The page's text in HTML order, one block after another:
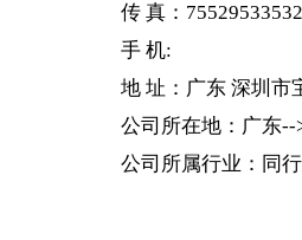
传 真：75529533532
手 机:
地 址：广东 深圳市
公司所在地：广东--
公司所属行业：同